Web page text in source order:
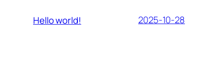
Hello world! 2025-10-28